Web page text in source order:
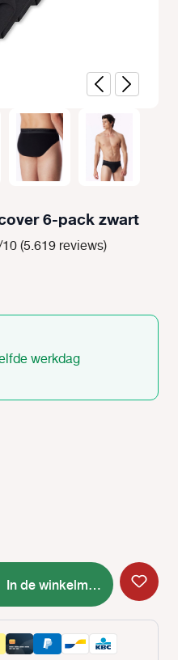
6-pack zwart
(5.619 reviews)
werkdag
Voer
In de winkelmand